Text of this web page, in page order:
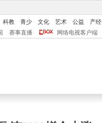
科教 青少 文化 艺术 公益 产经
赛事直播 网络电视客户端